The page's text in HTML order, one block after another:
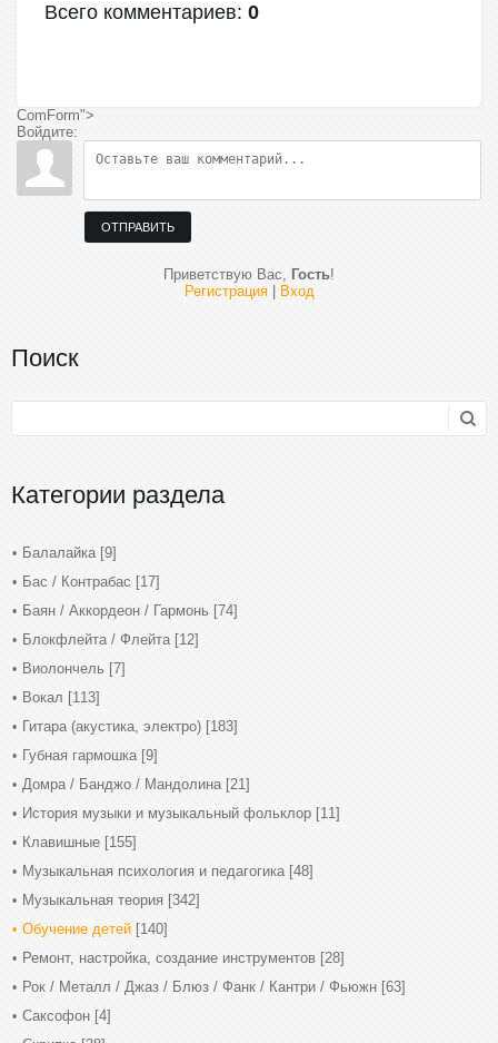
Всего комментариев: 0
ComForm">
Войдите:
ОТПРАВИТЬ
Приветствую Вас, Гость!
Регистрация| Вход
Поиск
Категории раздела
Балалайка [9]
Бас / Контрабас [17]
Баян / Аккордеон / Гармонь [74]
Блокфлейта / Флейта [12]
Виолончель [7]
Вокал [113]
Гитара (акустика, электро) [183]
Губная гармошка [9]
Домра / Банджо / Мандолина [21]
История музыки и музыкальный фольклор [11]
Клавишные [155]
Музыкальная психология и педагогика [48]
Музыкальная теория [342]
Обучение детей [140]
Ремонт, настройка, создание инструментов [28]
Рок / Металл / Джаз / Блюз / Фанк / Кантри / Фьюжн [63]
Саксофон [4]